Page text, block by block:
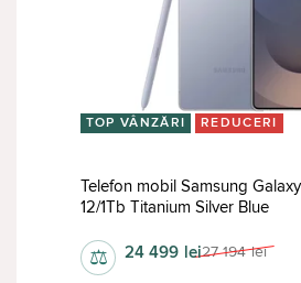
TOP VÂNZĂRI REDUCERI
Telefon mobil Samsung
12/1Tb Titanium Silver Blue
27 194 lei
24 499 lei
⚖